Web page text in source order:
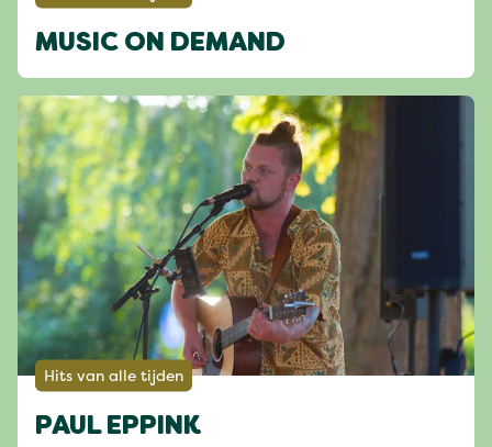
MUSIC ON DEMAND
Hits van alle tijden
PAUL EPPINK